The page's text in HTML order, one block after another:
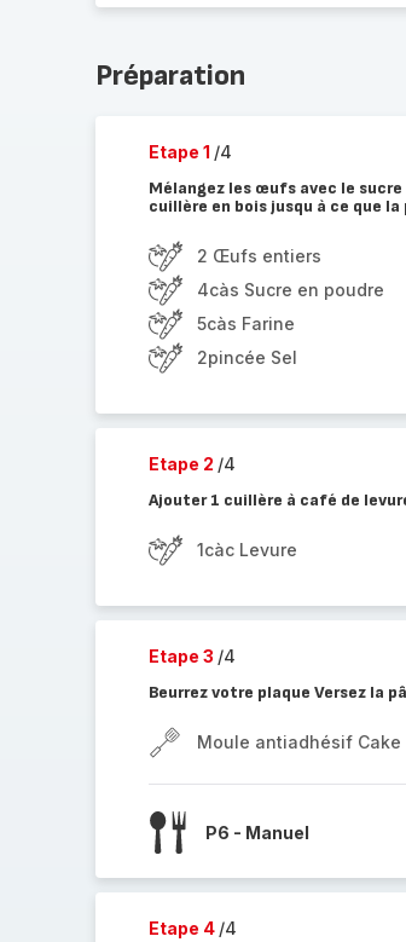
Préparation
Etape 1 /4
Mélangez les œufs avec le
cuillère en bois jusqu à ce que
2 Œufs entiers
4càs Sucre en poudre
5càs Farine
2pincée Sel
Etape 2 /4
Ajouter 1 cuillère à café de
1càc Levure
Etape 3 /4
Beurrez votre plaque Versez la
Moule antiadhésif Cake
P6 - Manuel
Etape 4 /4